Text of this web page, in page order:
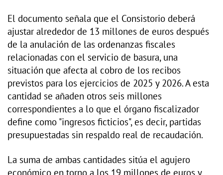
El documento señala que el Consistorio deberá
ajustar alrededor de 13 millones de euros después
de la anulación de las ordenanzas fiscales
relacionadas con el servicio de basura, una
situación que afecta al cobro de los recibos
previstos para los ejercicios de 2025 y 2026. A esta
cantidad se añaden otros seis millones
correspondientes a lo que el órgano fiscalizador
define como "ingresos ficticios", es decir, partidas
presupuestadas sin respaldo real de recaudación.
La suma de ambas cantidades sitúa el agujero
económico en torno a los 19 millones de euros y